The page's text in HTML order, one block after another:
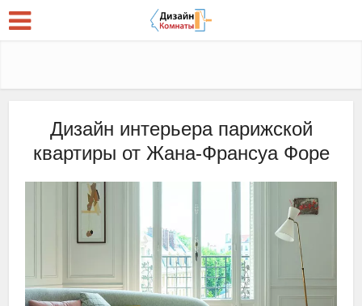
Дизайн интерьера парижской
квартиры от Жана-Франсуа Форе